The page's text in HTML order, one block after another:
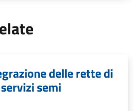
delle rette di
semi